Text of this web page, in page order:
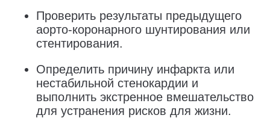
Проверить результаты предыдущего
аорто-коронарного шунтирования или
стентирования.
Определить причину инфаркта или
нестабильной стенокардии и
выполнить экстренное вмешательство
для устранения рисков для жизни.